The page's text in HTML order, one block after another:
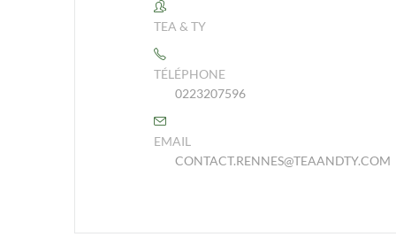
TEA & TY
TÉLÉPHONE
0223207596
EMAIL
CONTACT.RENNES@TEAANDTY.COM